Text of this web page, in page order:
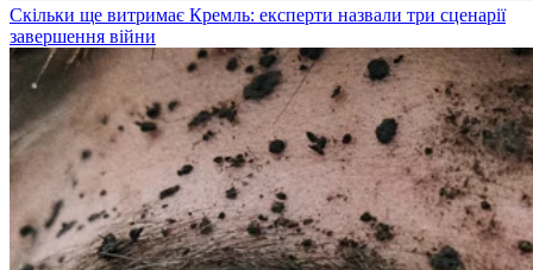
Скільки ще витримає Кремль: експерти назвали три сценарії
завершення війни